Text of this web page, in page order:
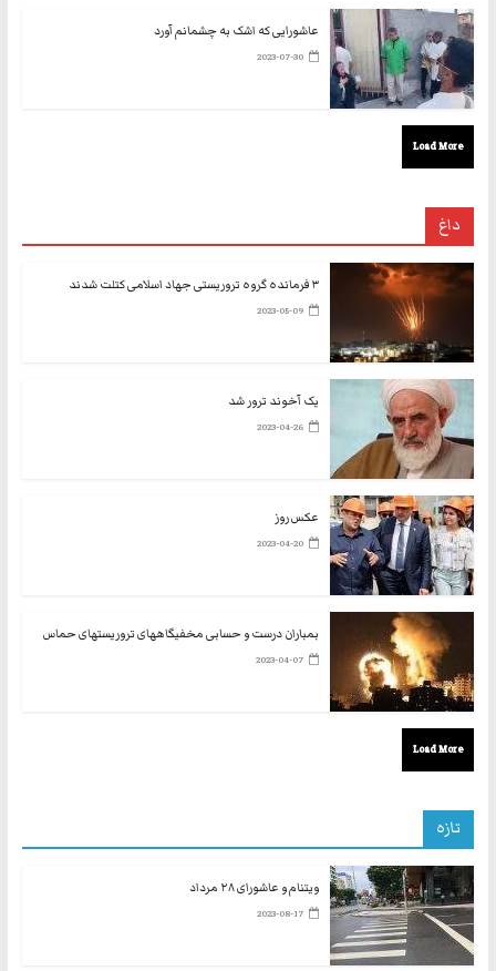
عاشورایی که اشک به چشمانم آورد
2023-07-30
Load More
داغ
۳ فرمانده گروه تروریستی جهاد اسلامی کتلت شدند
2023-05-09
یک آخوند ترور شد
2023-04-26
عکس روز
2023-04-20
بمباران درست و حسابی مخفیگاههای تروریستهای حماس
2023-04-07
Load More
تازه
ویتنام و عاشورای ۲۸ مرداد
2023-08-17